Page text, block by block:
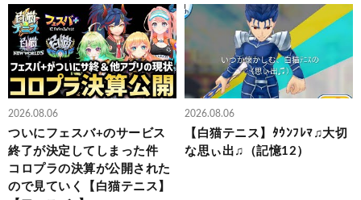
2026.08.06
ついにフェスバ+のサービス
終了が決定してしまった件
コロプラの決算が公開された
ので見ていく【白猫テニス】
2026.08.06
【白猫テニス】ﾀｳﾝﾌﾚﾏ♫大切
な思ぃ出♫（記憶12）